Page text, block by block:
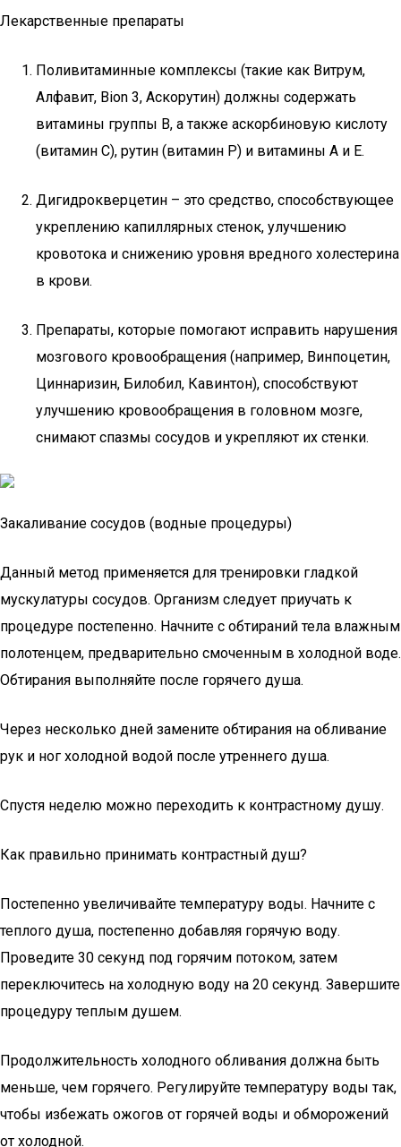
Лекарственные препараты
Поливитаминные комплексы (такие как Витрум,
Алфавит, Bion 3, Аскорутин) должны содержать
витамины группы В, а также аскорбиновую кислоту
(витамин С), рутин (витамин Р) и витамины А и Е.
Дигидрокверцетин – это средство, способствующее
укреплению капиллярных стенок, улучшению
кровотока и снижению уровня вредного холестерина
в крови.
Препараты, которые помогают исправить нарушения
мозгового кровообращения (например, Винпоцетин,
Циннаризин, Билобил, Кавинтон), способствуют
улучшению кровообращения в головном мозге,
снимают спазмы сосудов и укрепляют их стенки.
Закаливание сосудов (водные процедуры)
Данный метод применяется для тренировки гладкой
мускулатуры сосудов. Организм следует приучать к
процедуре постепенно. Начните с обтираний тела влажным
полотенцем, предварительно смоченным в холодной воде.
Обтирания выполняйте после горячего душа.
Через несколько дней замените обтирания на обливание
рук и ног холодной водой после утреннего душа.
Спустя неделю можно переходить к контрастному душу.
Как правильно принимать контрастный душ?
Постепенно увеличивайте температуру воды. Начните с
теплого душа, постепенно добавляя горячую воду.
Проведите 30 секунд под горячим потоком, затем
переключитесь на холодную воду на 20 секунд. Завершите
процедуру теплым душем.
Продолжительность холодного обливания должна быть
меньше, чем горячего. Регулируйте температуру воды так,
чтобы избежать ожогов от горячей воды и обморожений
от холодной.